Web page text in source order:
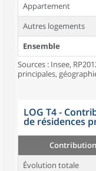
Appartement
Autres logements
Ensemble
Sources : Insee,
principales,
LOG T4 -
de résidences
Évolution totale